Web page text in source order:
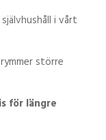
i vårt
större
för längre